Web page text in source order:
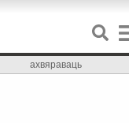
ахвяраваць